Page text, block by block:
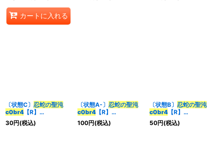
カートに入れる
〔状態C〕 忍蛇の聖沌
c0br4 【R】
{23RP417/74}《闇》
30円(税込)
〔状態A-〕 忍蛇の聖沌
c0br4【R】
{25SD17/13}《闇》
100円(税込)
〔状態B〕 忍蛇の聖沌
c0br4【R】
{25SD17/13}《闇》
50円(税込)